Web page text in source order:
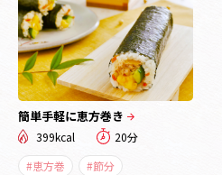
簡単手軽に恵方巻き
399kcal
20分
#恵方巻
#節分